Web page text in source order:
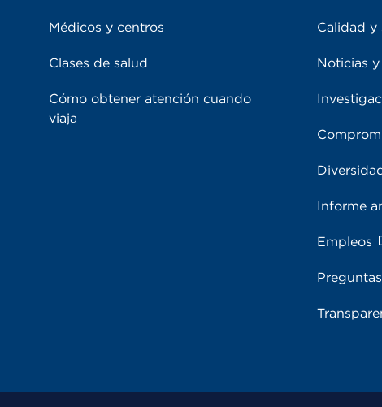
Médicos y centros
Clases de salud
Cómo obtener atención cuando
viaja
Calidad y
Noticias
Informe
Empleos